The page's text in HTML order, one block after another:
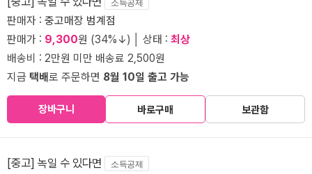
소득공제
판매자 : 중고매장 범계점
판매가 : 9,300원 (34%↓) │ 상태 : 최상
배송비 : 2만원 미만 배송료 2,500원
지금 택배로 주문하면 8월 10일 출고 가능
장바구니 바로구매 보관함
[중고] 녹일 수 있다면 소득공제